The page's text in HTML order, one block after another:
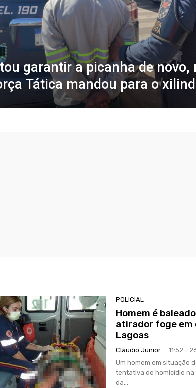
garantir a picanha de novo,
Tática mandou para o
POLICIAL
Homem é
atirador foge em
Lagoas
Cláudio Junior - 11:52 -
Um homem em situação
tentativa de homicídio
da...